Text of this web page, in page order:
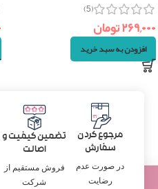
(5)
۲۶۹,۰۰۰تومان
افزودن به سبد خرید
مرجوع کردن
سفارش
در صورت عدم
رضایت
تضمین کیفیت و
اصالت
فروش مستقیم از
شرکت